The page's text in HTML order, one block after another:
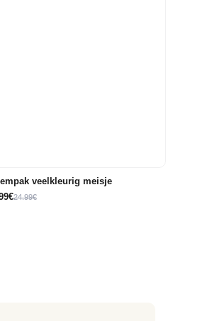
veelkleurig meisje
24.99€